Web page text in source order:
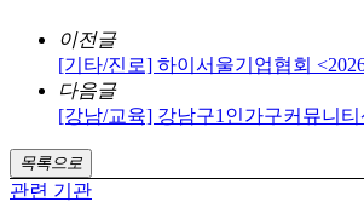
이전글
[기타/진로] 하이서울기업협회
다음글
[강남/교육] 강남구1인가구커뮤니
목록으로
관련 기관